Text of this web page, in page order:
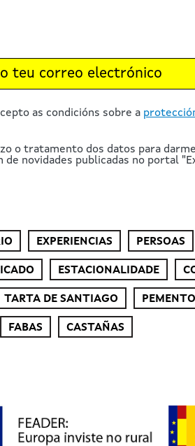
as condicións sobre a
o tratamento dos datos para
de novidades publicadas no portal
EXPERIENCIAS PERSOAS
ESTACIONALIDADE
TARTA DE SANTIAGO
FABAS CASTAÑAS